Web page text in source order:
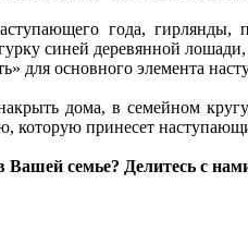
года, гирлянды,
синей деревянной лошади,
для основного элемента
дома, в семейном
которую принесет
Вашей семье? Делитесь с